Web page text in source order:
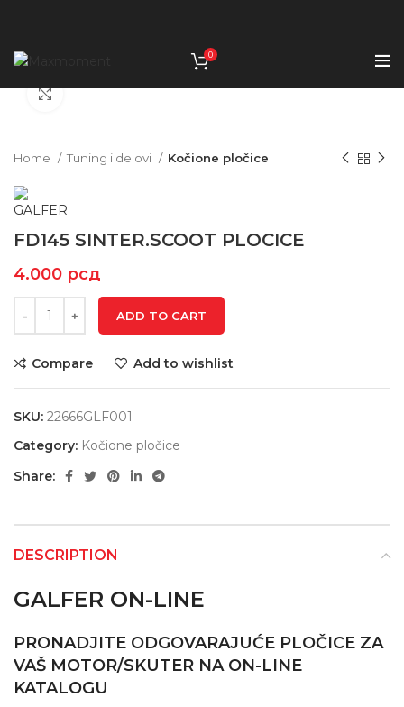
0
Home Tuning i delovi Kočione pločice
FD145 SINTER.SCOOT PLOCICE
4.000 рсд
ADD TO CART
Compare Add to wishlist
SKU: 22666GLF001
Category: Kočione pločice
Share:
DESCRIPTION
GALFER ON-LINE
PRONADJITE ODGOVARAJUĆE PLOČICE ZA
VAŠ MOTOR/SKUTER NA ON-LINE
KATALOGU